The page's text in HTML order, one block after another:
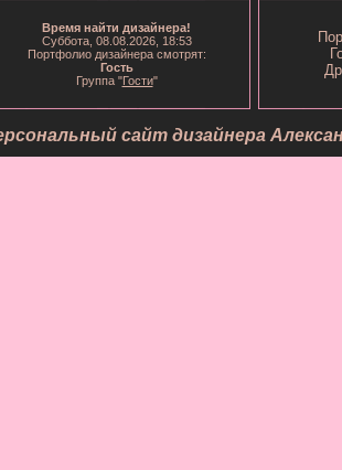
Время найти дизайнера!
Суббота, 08.08.2026, 18:53
Портфолио дизайнера смотрят:
Гость
Группа "Гости"
сайт дизайнера